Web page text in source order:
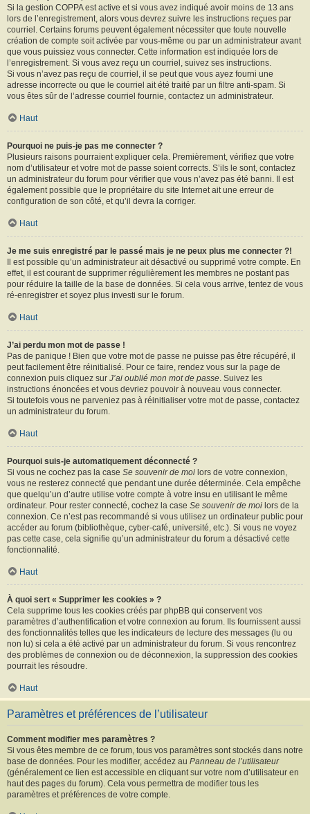
Si la gestion COPPA est active et si vous avez indiqué avoir moins de 13 ans
lors de l’enregistrement, alors vous devrez suivre les instructions reçues par
courriel. Certains forums peuvent également nécessiter que toute nouvelle
création de compte soit activée par vous-même ou par un administrateur avant
que vous puissiez vous connecter. Cette information est indiquée lors de
l’enregistrement. Si vous avez reçu un courriel, suivez ses instructions.
Si vous n’avez pas reçu de courriel, il se peut que vous ayez fourni une
adresse incorrecte ou que le courriel ait été traité par un filtre anti-spam. Si
vous êtes sûr de l’adresse courriel fournie, contactez un administrateur.
Haut
Pourquoi ne puis-je pas me connecter ?
Plusieurs raisons pourraient expliquer cela. Premièrement, vérifiez que votre
nom d’utilisateur et votre mot de passe soient corrects. S’ils le sont, contactez
un administrateur du forum pour vérifier que vous n’avez pas été banni. Il est
également possible que le propriétaire du site Internet ait une erreur de
configuration de son côté, et qu’il devra la corriger.
Haut
Je me suis enregistré par le passé mais je ne peux plus me connecter ?!
Il est possible qu’un administrateur ait désactivé ou supprimé votre compte. En
effet, il est courant de supprimer régulièrement les membres ne postant pas
pour réduire la taille de la base de données. Si cela vous arrive, tentez de vous
ré-enregistrer et soyez plus investi sur le forum.
Haut
J’ai perdu mon mot de passe !
Pas de panique ! Bien que votre mot de passe ne puisse pas être récupéré, il
peut facilement être réinitialisé. Pour ce faire, rendez vous sur la page de
connexion puis cliquez sur J’ai oublié mon mot de passe. Suivez les
instructions énoncées et vous devriez pouvoir à nouveau vous connecter.
Si toutefois vous ne parveniez pas à réinitialiser votre mot de passe, contactez
un administrateur du forum.
Haut
Pourquoi suis-je automatiquement déconnecté ?
Si vous ne cochez pas la case Se souvenir de moi lors de votre connexion,
vous ne resterez connecté que pendant une durée déterminée. Cela empêche
que quelqu’un d’autre utilise votre compte à votre insu en utilisant le même
ordinateur. Pour rester connecté, cochez la case Se souvenir de moi lors de la
connexion. Ce n’est pas recommandé si vous utilisez un ordinateur public pour
accéder au forum (bibliothèque, cyber-café, université, etc.). Si vous ne voyez
pas cette case, cela signifie qu’un administrateur du forum a désactivé cette
fonctionnalité.
Haut
À quoi sert « Supprimer les cookies » ?
Cela supprime tous les cookies créés par phpBB qui conservent vos
paramètres d’authentification et votre connexion au forum. Ils fournissent aussi
des fonctionnalités telles que les indicateurs de lecture des messages (lu ou
non lu) si cela a été activé par un administrateur du forum. Si vous rencontrez
des problèmes de connexion ou de déconnexion, la suppression des cookies
pourrait les résoudre.
Haut
Paramètres et préférences de l’utilisateur
Comment modifier mes paramètres ?
Si vous êtes membre de ce forum, tous vos paramètres sont stockés dans notre
base de données. Pour les modifier, accédez au Panneau de l’utilisateur
(généralement ce lien est accessible en cliquant sur votre nom d’utilisateur en
haut des pages du forum). Cela vous permettra de modifier tous les
paramètres et préférences de votre compte.